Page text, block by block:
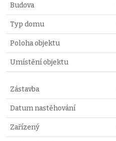
Budova
Typ domu
Poloha objektu
Umístění objektu
Zástavba
Datum nastěhování
Zařízený